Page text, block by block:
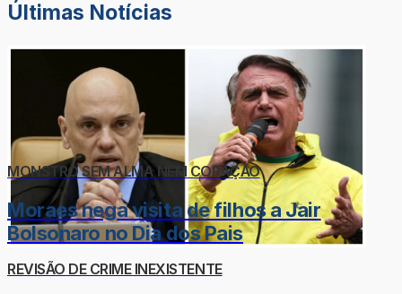
Últimas Notícias
MONSTRO SEM ALMA NEM CORAÇÃO
Moraes nega visita de filhos a Jair
Bolsonaro no Dia dos Pais
REVISÃO DE CRIME INEXISTENTE